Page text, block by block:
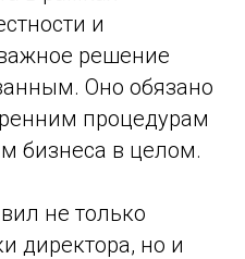
и
решение
Оно обязано
процедурам
бизнеса в целом.
не только
директора, но и